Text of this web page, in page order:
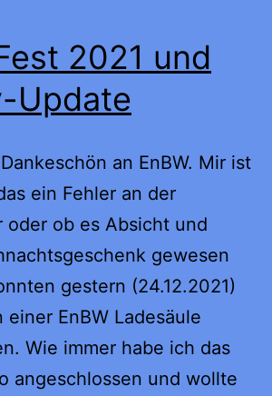
2021 und
Update
an EnBW. Mir ist
ein Fehler an der
oder ob es Absicht und
gewesen
gestern (24.12.2021)
einer EnBW Ladesäule
Wie immer habe ich das
angeschlossen und wollte